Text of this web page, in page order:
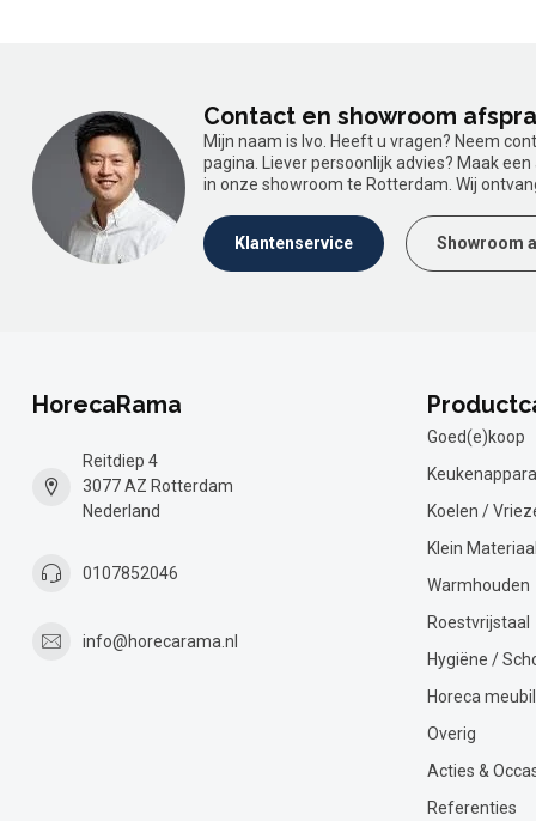
Contact en showroom
Mijn naam is Ivo. Heeft u vragen? Neem
pagina. Liever persoonlijk advies? Maak
in onze showroom te Rotterdam. Wij
Klantenservice Showroom
HorecaRama
Reitdiep 4
3077 AZ Rotterdam
Nederland
0107852046
info@horecarama.nl
Goed(e)koop
Koelen /
Klein Materiaal
Warmhouden
Roestvrijstaal
Hygiëne /
Horeca
Overig
Acties &
Referenties